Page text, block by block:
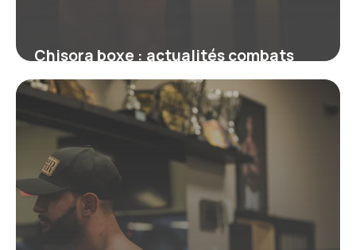
Chisora boxe : actualités combats
2026
18 juin 2026